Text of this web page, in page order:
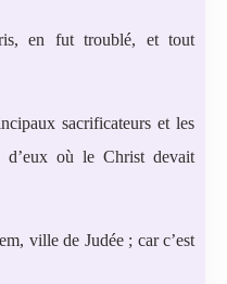
en fut troublé, et tout
lui.
sacrificateurs et les
d’eux où le Christ devait
ville de Judée ; car c’est